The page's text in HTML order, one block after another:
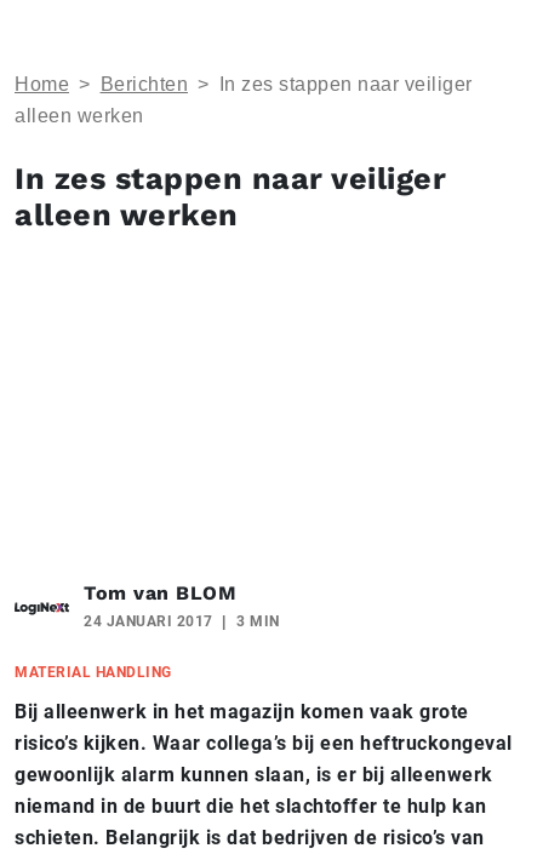
Home > Berichten >
In zes stappen naar veiliger
alleen werken
In zes stappen naar veiliger
alleen werken
Tom van BLOM
24 JANUARI 2017 3 MIN
MATERIAL HANDLING
Bij alleenwerk in het magazijn komen vaak grote
risico’s kijken. Waar collega’s bij een heftruckongeval
gewoonlijk alarm kunnen slaan, is er bij alleenwerk
niemand in de buurt die het slachtoffer te hulp kan
schieten. Belangrijk is dat bedrijven de risico’s van